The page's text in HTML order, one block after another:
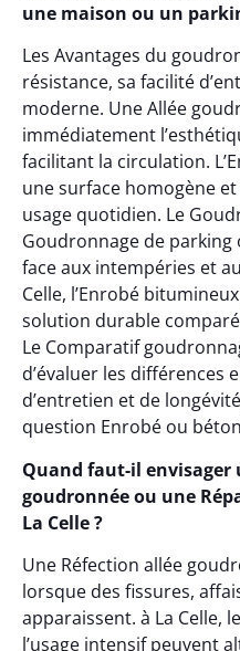
une maison ou un
Les Avantages du
résistance, sa facilité
moderne. Une Allée
immédiatement
facilitant la circulation.
une surface homogène
usage quotidien. Le
Goudronnage de
face aux intempéries et
Celle, l’Enrobé
solution durable
Le Comparatif
d’évaluer les différences
d’entretien et de
question Enrobé ou
Quand faut-il envisager
goudronnée ou une
La Celle ?
Une Réfection allée
lorsque des fissures,
apparaissent. à La Celle,
l’usage intensif peuvent